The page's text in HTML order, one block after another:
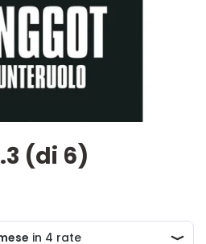
(di 6)